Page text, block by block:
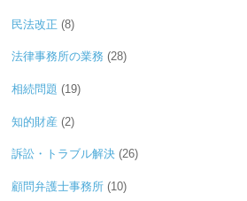
民法改正 (8)
法律事務所の業務 (28)
相続問題 (19)
知的財産 (2)
訴訟・トラブル解決 (26)
顧問弁護士事務所 (10)